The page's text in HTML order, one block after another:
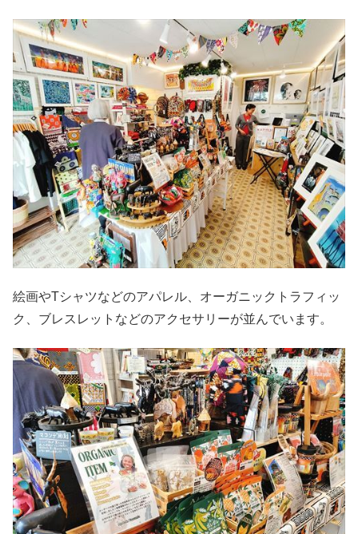
絵画やTシャツなどのアパレル、オーガニックトラフィッ
ク、ブレスレットなどのアクセサリーが並んでいます。